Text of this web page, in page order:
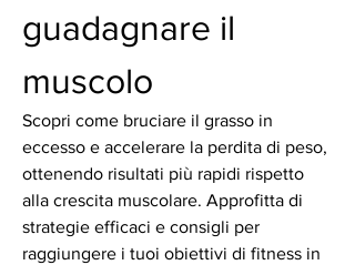
guadagnare il
muscolo
Scopri come bruciare il grasso in
eccesso e accelerare la perdita di peso,
ottenendo risultati più rapidi rispetto
alla crescita muscolare. Approfitta di
strategie efficaci e consigli per
raggiungere i tuoi obiettivi di fitness in